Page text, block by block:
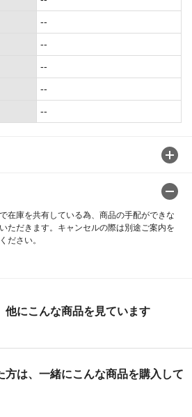
在庫を共有している為、商品の手配ができな
ただきます。キャンセルの際は別途ご案内を
ださい。
--
--
--
--
--
他にこんな商品を見ています
方は、一緒にこんな商品を購入して